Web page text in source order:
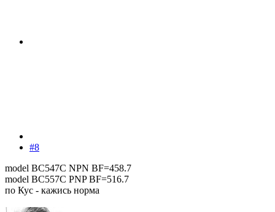
#8
model BC547C NPN BF=458.7
model BC557C PNP BF=516.7
по Кус - кажись норма